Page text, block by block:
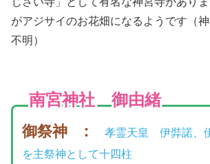
がアジサイのお花畑になるようです（
不明）
南宮神社 御由緒
御祭神 ：
孝霊天皇 伊弉諾、
を主祭神として十四柱